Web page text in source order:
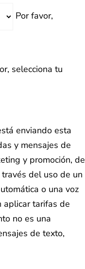
Por favor,
selecciona tu
enviando esta
y mensajes de
y promoción, de
del uso de un
o una voz
aplicar tarifas de
no es una
de texto,